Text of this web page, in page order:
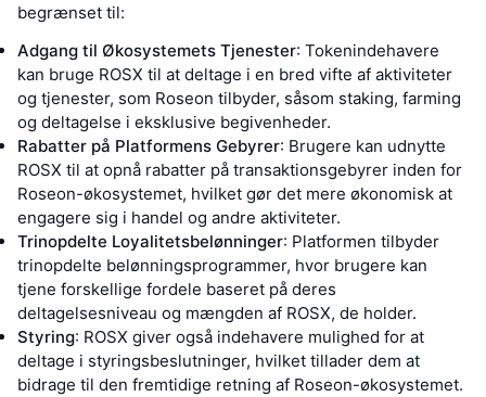
begrænset til:
Adgang til Økosystemets Tjenester: Tokenindehavere
kan bruge ROSX til at deltage i en bred vifte af aktiviteter
og tjenester, som Roseon tilbyder, såsom staking, farming
og deltagelse i eksklusive begivenheder.
Rabatter på Platformens Gebyrer: Brugere kan udnytte
ROSX til at opnå rabatter på transaktionsgebyrer inden for
Roseon-økosystemet, hvilket gør det mere økonomisk at
engagere sig i handel og andre aktiviteter.
Trinopdelte Loyalitetsbelønninger: Platformen tilbyder
trinopdelte belønningsprogrammer, hvor brugere kan
tjene forskellige fordele baseret på deres
deltagelsesniveau og mængden af ROSX, de holder.
Styring: ROSX giver også indehavere mulighed for at
deltage i styringsbeslutninger, hvilket tillader dem at
bidrage til den fremtidige retning af Roseon-økosystemet.